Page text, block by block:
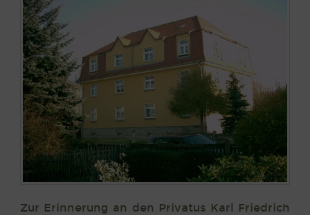
Zur Erinnerung an den Privatus Karl Friedrich